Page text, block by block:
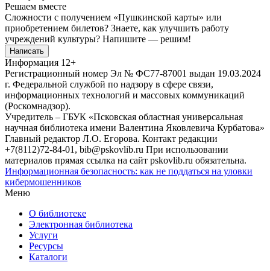
Решаем вместе
Сложности с получением «Пушкинской карты» или
приобретением билетов? Знаете, как улучшить работу
учреждений культуры? Напишите — решим!
Написать
Информация 12+
Регистрационный номер Эл № ФС77-87001 выдан 19.03.2024
г. Федеральной службой по надзору в сфере связи,
информационных технологий и массовых коммуникаций
(Роскомнадзор).
Учредитель – ГБУК «Псковская областная универсальная
научная библиотека имени Валентина Яковлевича Курбатова»
Главный редактор Л.О. Егорова. Контакт редакции
+7(8112)72-84-01, bib@pskovlib.ru При использовании
материалов прямая ссылка на сайт pskovlib.ru обязательна.
Информационная безопасность: как не поддаться на уловки
кибермошенников
Меню
О библиотеке
Электронная библиотека
Услуги
Ресурсы
Каталоги